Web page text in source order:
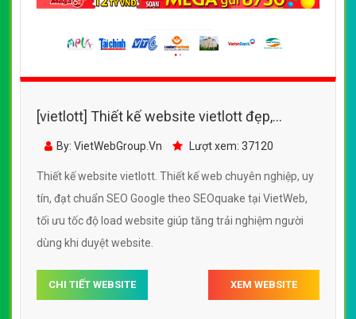
[vietlott] Thiết kế website vietlott đẹp,
chuyên nghiệp chuẩn SEO
By: VietWebGroup.Vn Lượt xem: 37120
Thiết kế website vietlott. Thiết kế web chuyên nghiệp, uy
tín, đạt chuẩn SEO Google theo SEOquake tại VietWeb,
tối ưu tốc độ load website giúp tăng trải nghiệm người
dùng khi duyệt website.
CHI TIẾT WEBSITE XEM WEBSITE